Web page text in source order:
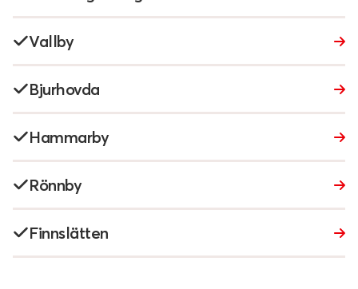
Vallby
Bjurhovda
Hammarby
Rönnby
Finnslätten